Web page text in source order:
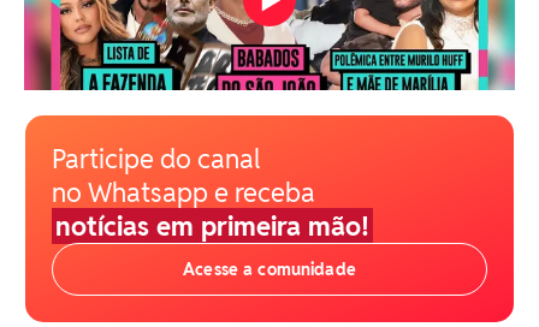
Participe do canal
no Whatsapp e receba
notícias em primeira mão!
Acesse a comunidade